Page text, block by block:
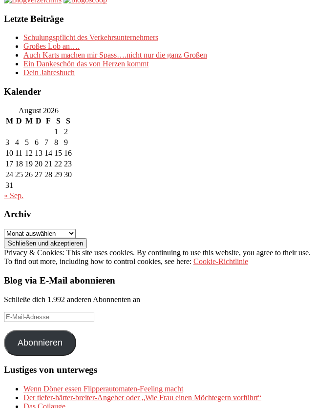
Letzte Beiträge
Schulungspflicht des Verkehrsunternehmers
Großes Lob an….
Auch Karts machen mir Spass….nicht nur die ganz Großen
Ein Dankeschön das von Herzen kommt
Dein Jahresbuch
Kalender
August 2026
M D M D F S
S
1
2
3
4 5 6 7 8
9
10 11 12 13 14 15 16
17 18 19 20 21 22 23
24 25 26 27 28 29 30
31
« Sep.
Archiv
Archiv
Privacy & Cookies: This site uses cookies. By continuing to use this website, you agree to their use.
To find out more, including how to control cookies, see here: Cookie-Richtlinie
Blog via E-Mail abonnieren
Schließe dich 1.992 anderen Abonnenten an
E-
Mail-
Adresse
Abonnieren
Lustiges von unterwegs
Wenn Döner essen Flipperautomaten-Feeling macht
Der tiefer-härter-breiter-Angeber oder „Wie Frau einen Möchtegern vorführt“
Das Coilauge